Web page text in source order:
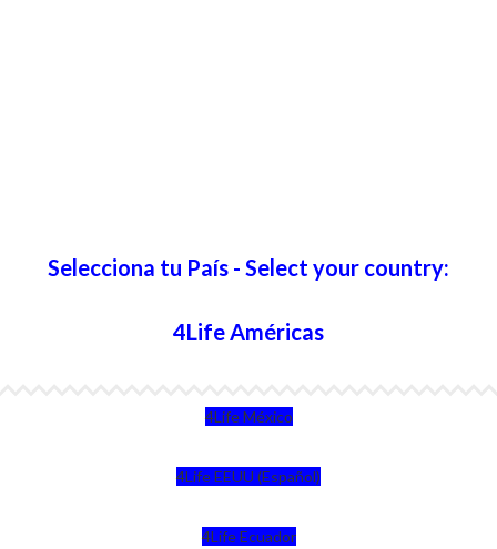
Selecciona tu País - Select your country:
4Life Américas
4Life México
4Life EEUU (Español)
4Life Ecuador